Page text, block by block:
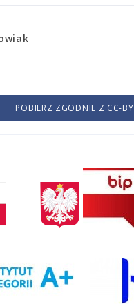
POBIERZ ZGODNIE Z CC-BY